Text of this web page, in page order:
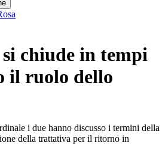
chiude in tempi
il ruolo dello
i due hanno discusso i termini della
della trattativa per il ritorno in